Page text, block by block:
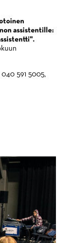
assistentille:
591 5005,